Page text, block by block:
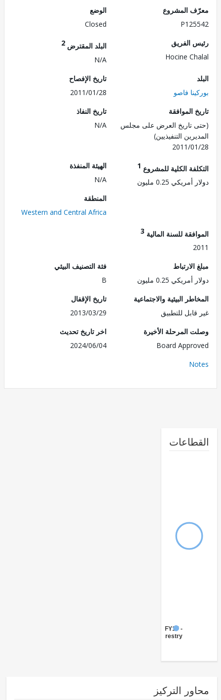
المشروع
الفريق
Hocine
البلد المقترض
فاصو
تاريخ الإفصاح
2011/01/28
الموافقة
تاريخ العرض على مجلس
التنفيذيين)
2011/
تاريخ النفاذ
N/A
الكلية للمشروع1
0.25 مليون
الهيئة المنفذة
Western and Central Africa
للسنة المالية3
0.25 مليون
فئة التصنيف البيئي
البيئية والاجتماعية
للتطبيق
تاريخ الإقفال
2013/03/29
المرحلة الأخيرة
Board
اخر تاريخ تحديث
2024/06/04
التركيز